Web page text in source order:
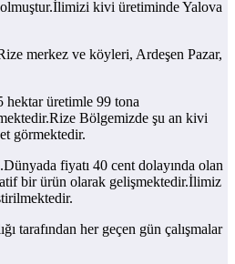
kivi üretiminde Yalova
merkez ve köyleri, Ardeşen Pazar,
hektar üretimle 99 tona
Bölgemizde şu an kivi
görmektedir.
fiyatı 40 cent dolayında olan
bir ürün olarak gelişmektedir.İlimiz
tarafından her geçen gün çalışmalar